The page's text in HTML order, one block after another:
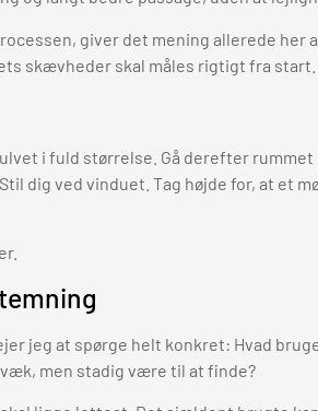
giver det mening allerede her
skævheder skal måles rigtigt fra start.
i fuld størrelse. Gå derefter rummet
dig ved vinduet. Tag højde for, at et
jeg at spørge helt konkret: Hvad
væk, men stadig være til at finde?